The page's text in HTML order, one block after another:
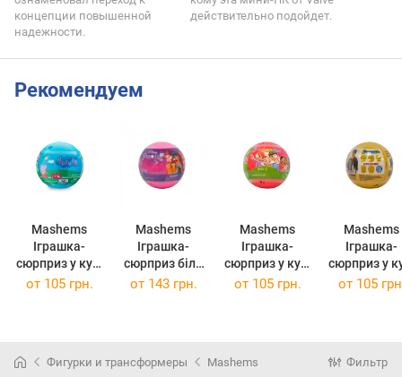
концепции повышенной
надежности.
действительно подойдет.
Рекомендуем
Mashems
Іграшка-
сюрприз у кулі
Mash'ems –
Mashems
Іграшка-
сюрприз біля
кулі Mash'ems
Mashems
Іграшка-
сюрприз у кулі
Mash'ems S1 –
Mashems
Іграшка-
сюрприз у
Mash'ems
от 105 грн. от 143 грн. от 105 грн. от 105
Фигурки и трансформеры Mashems Фильтр